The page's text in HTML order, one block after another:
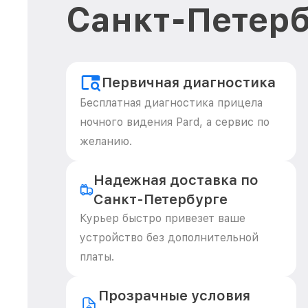
Санкт-
Первичная диагностика
Бесплатная диагностика прицела
ночного видения Pard, а сервис по
желанию.
Надежная доставка по
Санкт-Петербурге
Курьер быстро привезет ваше
устройство без дополнительной
платы.
Прозрачные условия